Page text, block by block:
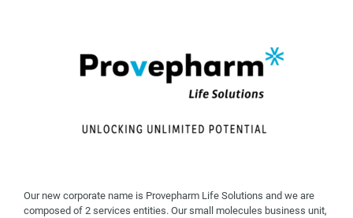
Our new corporate name is Provepharm Life Solutions and we are
composed of 2 services entities. Our small molecules business unit,